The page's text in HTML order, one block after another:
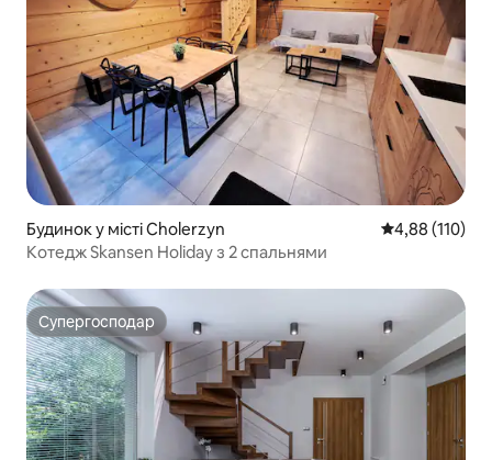
Будинок у місті Cholerzyn Середня
4,88 (110)
Котедж Skansen Holiday з 2 спальнями
Супергосподар
Супергосподар